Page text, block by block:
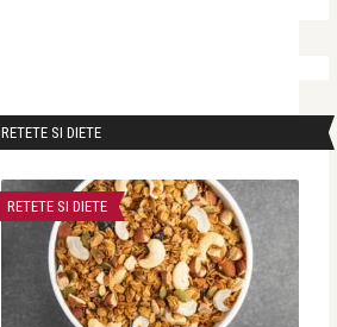
RETETE SI DIETE
RETETE SI DIETE